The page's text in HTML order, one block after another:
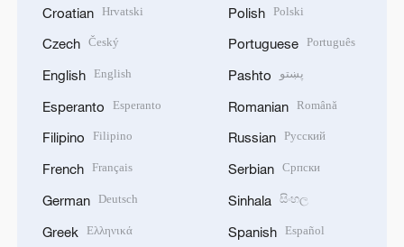
Croatian Hrvatski
Czech Český
English English
Esperanto Esperanto
Filipino Filipino
French Français
German Deutsch
Greek Ελληνικά
Polish Polski
Portuguese Português
Pashto پښتو
Romanian Română
Russian Русский
Serbian Српски
Sinhala සිංහල
Spanish Español